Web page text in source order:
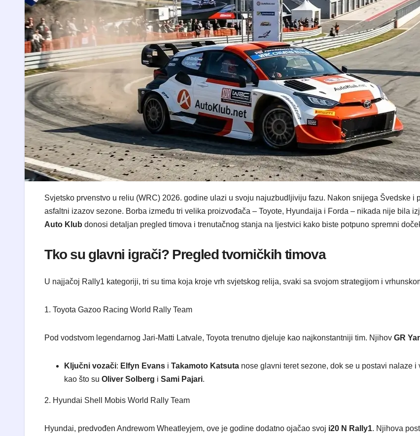
​Svjetsko prvenstvo u reliu (WRC) 2026. godine ulazi u svoju najuzbudljiviju fazu. Nakon snijega Švedske i
asfaltni izazov sezone. Borba između tri velika proizvođača – Toyote, Hyundaija i Forda – nikada nije bila
Auto Klub donosi detaljan pregled timova i trenutačnog stanja na ljestvici kako biste potpuno spremni
​Tko su glavni igrači? Pregled tvorničkih timova
​U najjačoj Rally1 kategoriji, tri su tima koja kroje vrh svjetskog relija, svaki sa svojom strategijom i
​1. Toyota Gazoo Racing World Rally Team
​Pod vodstvom legendarnog Jari-Matti Latvale, Toyota trenutno djeluje kao najkonstantniji tim. Njihov GR
Ključni vozači: Elfyn Evans i Takamoto Katsuta nose glavni teret sezone, dok se u postavi nalaze
kao što su Oliver Solberg i Sami Pajari.
​2. Hyundai Shell Mobis World Rally Team
​Hyundai, predvođen Andrewom Wheatleyjem, ove je godine dodatno ojačao svoj i20 N Rally1. Njihova